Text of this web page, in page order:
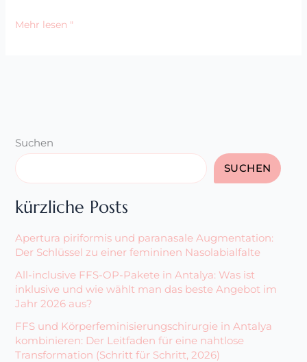
Mehr lesen "
Suchen
SUCHEN
kürzliche Posts
Apertura piriformis und paranasale Augmentation:
Der Schlüssel zu einer femininen Nasolabialfalte
All-inclusive FFS-OP-Pakete in Antalya: Was ist
inklusive und wie wählt man das beste Angebot im
Jahr 2026 aus?
FFS und Körperfeminisierungschirurgie in Antalya
kombinieren: Der Leitfaden für eine nahtlose
Transformation (Schritt für Schritt, 2026)